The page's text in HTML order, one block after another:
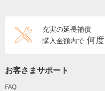
充実の延長補償
購入金額内で 何
お客さまサポート
FAQ